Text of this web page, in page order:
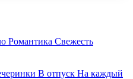
Романтика Свежесть
В отпуск На каждый